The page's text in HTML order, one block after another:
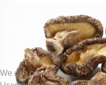
We use cookies